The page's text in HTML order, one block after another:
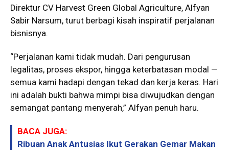
Direktur CV Harvest Green Global Agriculture, Alfyan
Sabir Narsum, turut berbagi kisah inspiratif perjalanan
bisnisnya.
“Perjalanan kami tidak mudah. Dari pengurusan
legalitas, proses ekspor, hingga keterbatasan modal —
semua kami hadapi dengan tekad dan kerja keras. Hari
ini adalah bukti bahwa mimpi bisa diwujudkan dengan
semangat pantang menyerah,” Alfyan penuh haru.
BACA JUGA:
Ribuan Anak Antusias Ikut Gerakan Gemar Makan